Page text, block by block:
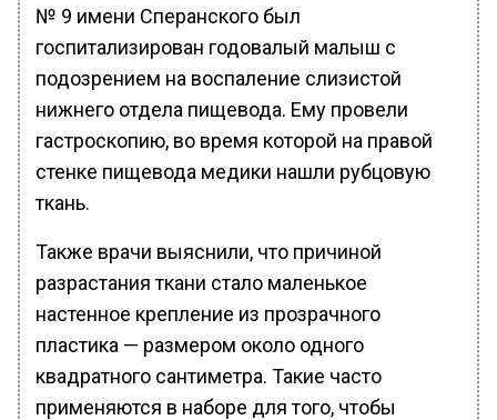
№ 9 имени Сперанского был
госпитализирован годовалый малыш с
подозрением на воспаление слизистой
нижнего отдела пищевода. Ему провели
гастроскопию, во время которой на правой
стенке пищевода медики нашли рубцовую
ткань.
Также врачи выяснили, что причиной
разрастания ткани стало маленькое
настенное крепление из прозрачного
пластика — размером около одного
квадратного сантиметра. Такие часто
применяются в наборе для того, чтобы